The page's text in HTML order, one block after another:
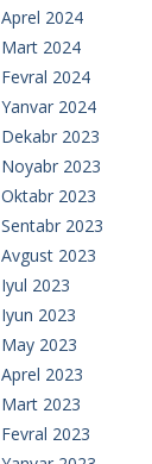
Aprel 2024
Mart 2024
Fevral 2024
Yanvar 2024
Dekabr 2023
Noyabr 2023
Oktabr 2023
Sentabr 2023
Avgust 2023
Iyul 2023
Iyun 2023
May 2023
Aprel 2023
Mart 2023
Fevral 2023